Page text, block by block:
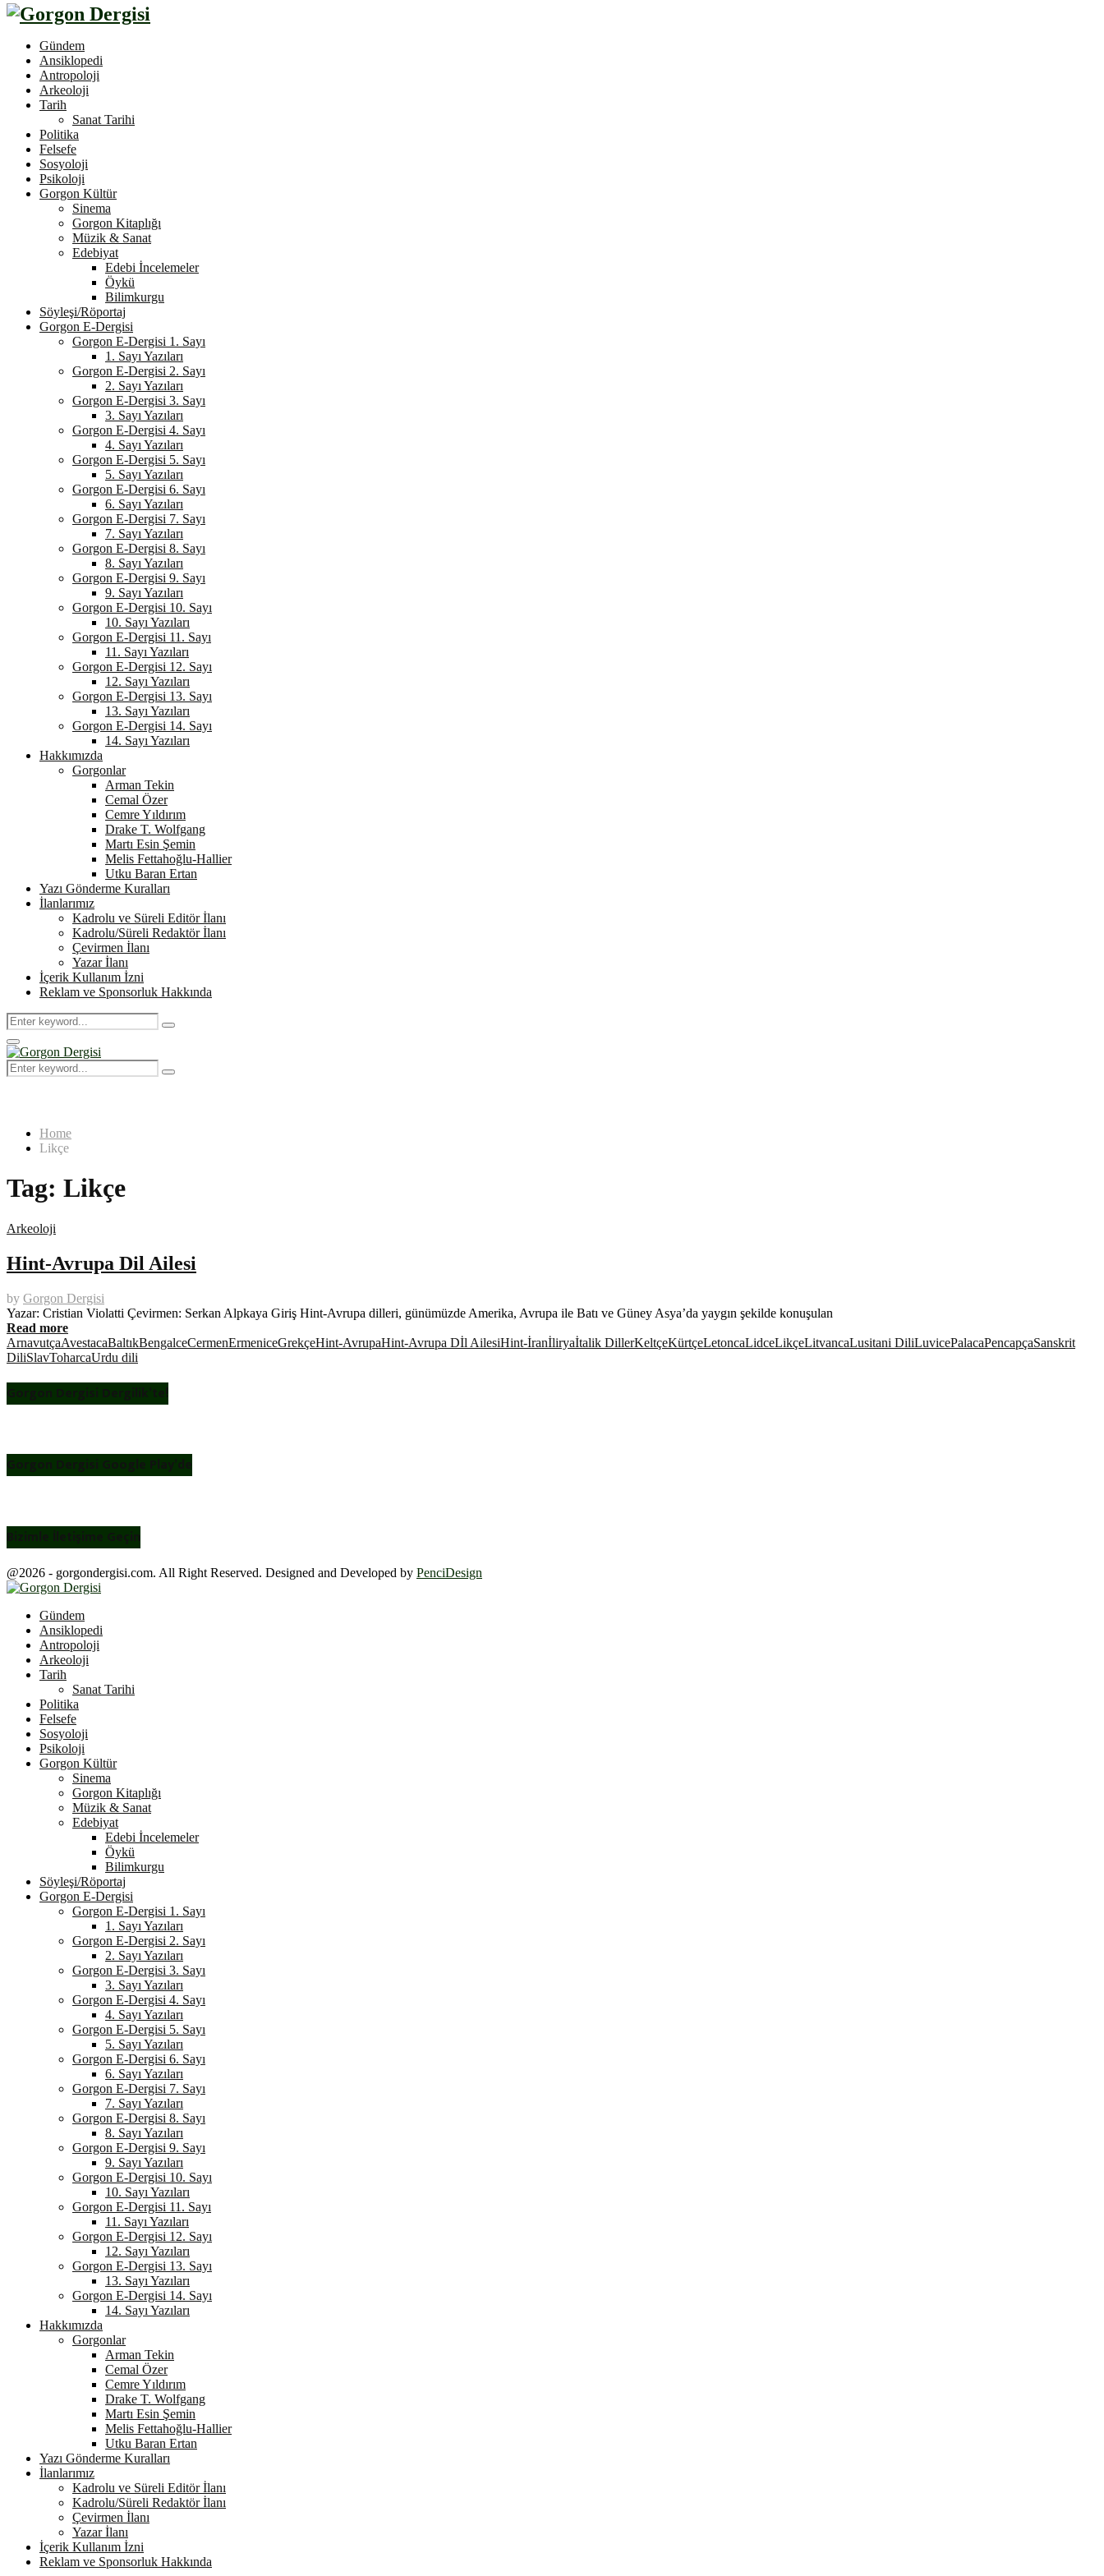
Gündem
Ansiklopedi
Antropoloji
Arkeoloji
Tarih
Sanat Tarihi
Politika
Felsefe
Sosyoloji
Psikoloji
Gorgon Kültür
Sinema
Gorgon Kitaplığı
Müzik & Sanat
Edebiyat
Edebi İncelemeler
Öykü
Bilimkurgu
Söyleşi/Röportaj
Gorgon E-Dergisi
Gorgon E-Dergisi 1. Sayı
1. Sayı Yazıları
Gorgon E-Dergisi 2. Sayı
2. Sayı Yazıları
Gorgon E-Dergisi 3. Sayı
3. Sayı Yazıları
Gorgon E-Dergisi 4. Sayı
4. Sayı Yazıları
Gorgon E-Dergisi 5. Sayı
5. Sayı Yazıları
Gorgon E-Dergisi 6. Sayı
6. Sayı Yazıları
Gorgon E-Dergisi 7. Sayı
7. Sayı Yazıları
Gorgon E-Dergisi 8. Sayı
8. Sayı Yazıları
Gorgon E-Dergisi 9. Sayı
9. Sayı Yazıları
Gorgon E-Dergisi 10. Sayı
10. Sayı Yazıları
Gorgon E-Dergisi 11. Sayı
11. Sayı Yazıları
Gorgon E-Dergisi 12. Sayı
12. Sayı Yazıları
Gorgon E-Dergisi 13. Sayı
13. Sayı Yazıları
Gorgon E-Dergisi 14. Sayı
14. Sayı Yazıları
Hakkımızda
Gorgonlar
Arman Tekin
Cemal Özer
Cemre Yıldırım
Drake T. Wolfgang
Martı Esin Şemin
Melis Fettahoğlu-Hallier
Utku Baran Ertan
Yazı Gönderme Kuralları
İlanlarımız
Kadrolu ve Süreli Editör İlanı
Kadrolu/Süreli Redaktör İlanı
Çevirmen İlanı
Yazar İlanı
İçerik Kullanım İzni
Reklam ve Sponsorluk Hakkında
Search
for:
Search
Primary
Menu
Search
for:
Search
Home
Likçe
Tag: Likçe
Arkeoloji
Hint-Avrupa Dil Ailesi
by Gorgon Dergisi
Yazar: Cristian Violatti Çevirmen: Serkan Alpkaya Giriş Hint-Avrupa dilleri, günümüzde Amerika, Avrupa ile Batı ve Güney Asya’da yaygın şekilde konuşulan
Read more
ArnavutçaAvestacaBaltıkBengalceCermenErmeniceGrekçeHint-AvrupaHint-Avrupa Dİl AilesiHint-İranİliryaİtalik DillerKeltçeKürtçeLetoncaLidceLikçeLitvancaLusitani DiliLuvicePalacaPencapçaSanskrit
DiliSlavToharcaUrdu dili
Gorgon Dergisi Dergilik’te!
Gorgon Dergisi Google Play’de
Bizimle İletişime Geçin
@2026 - gorgondergisi.com. All Right Reserved. Designed and Developed by PenciDesign
Gündem
Ansiklopedi
Antropoloji
Arkeoloji
Tarih
Sanat Tarihi
Politika
Felsefe
Sosyoloji
Psikoloji
Gorgon Kültür
Sinema
Gorgon Kitaplığı
Müzik & Sanat
Edebiyat
Edebi İncelemeler
Öykü
Bilimkurgu
Söyleşi/Röportaj
Gorgon E-Dergisi
Gorgon E-Dergisi 1. Sayı
1. Sayı Yazıları
Gorgon E-Dergisi 2. Sayı
2. Sayı Yazıları
Gorgon E-Dergisi 3. Sayı
3. Sayı Yazıları
Gorgon E-Dergisi 4. Sayı
4. Sayı Yazıları
Gorgon E-Dergisi 5. Sayı
5. Sayı Yazıları
Gorgon E-Dergisi 6. Sayı
6. Sayı Yazıları
Gorgon E-Dergisi 7. Sayı
7. Sayı Yazıları
Gorgon E-Dergisi 8. Sayı
8. Sayı Yazıları
Gorgon E-Dergisi 9. Sayı
9. Sayı Yazıları
Gorgon E-Dergisi 10. Sayı
10. Sayı Yazıları
Gorgon E-Dergisi 11. Sayı
11. Sayı Yazıları
Gorgon E-Dergisi 12. Sayı
12. Sayı Yazıları
Gorgon E-Dergisi 13. Sayı
13. Sayı Yazıları
Gorgon E-Dergisi 14. Sayı
14. Sayı Yazıları
Hakkımızda
Gorgonlar
Arman Tekin
Cemal Özer
Cemre Yıldırım
Drake T. Wolfgang
Martı Esin Şemin
Melis Fettahoğlu-Hallier
Utku Baran Ertan
Yazı Gönderme Kuralları
İlanlarımız
Kadrolu ve Süreli Editör İlanı
Kadrolu/Süreli Redaktör İlanı
Çevirmen İlanı
Yazar İlanı
İçerik Kullanım İzni
Reklam ve Sponsorluk Hakkında